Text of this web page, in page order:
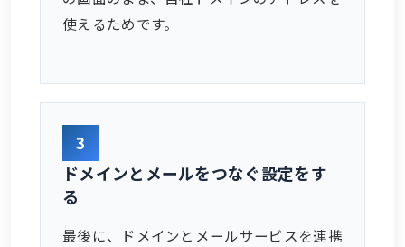
使えるためです。
3
ドメインとメールをつなぐ設定をす
る
最後に、ドメインとメールサービスを連携